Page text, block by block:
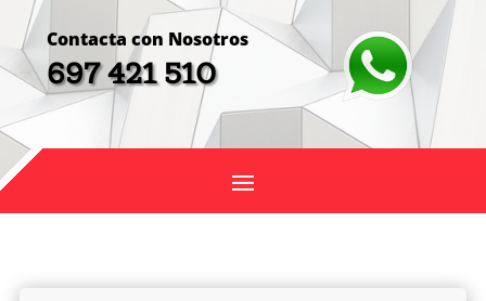
Contacta con Nosotros
697 421 510